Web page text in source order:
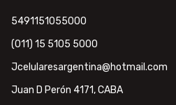
5491151055000
(011) 15 5105 5000
Jcelularesargentina@hotmail.com
Juan D Perón 4171, CABA